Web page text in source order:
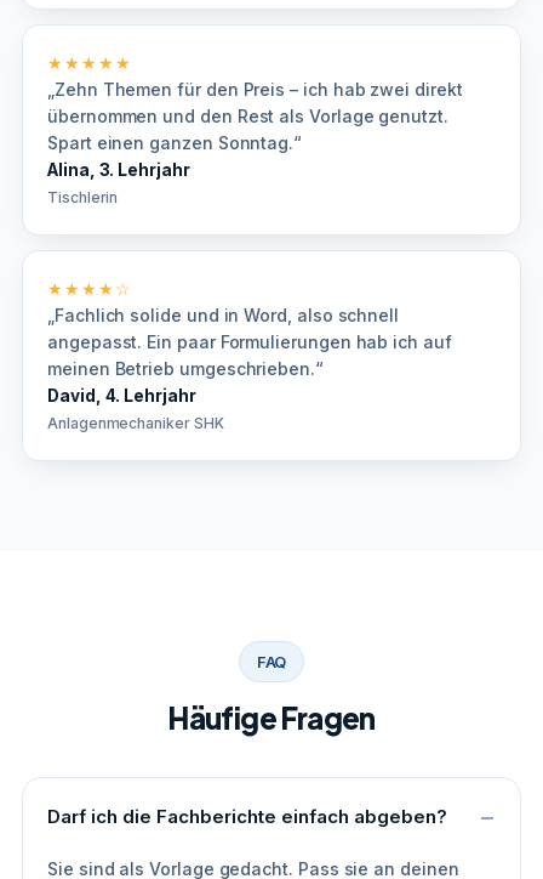
★★★★★
„Zehn Themen für den Preis – ich hab zwei direkt
übernommen und den Rest als Vorlage genutzt.
Spart einen ganzen Sonntag.“
Alina, 3. Lehrjahr
Tischlerin
★★★★☆
„Fachlich solide und in Word, also schnell
angepasst. Ein paar Formulierungen hab ich auf
meinen Betrieb umgeschrieben.“
David, 4. Lehrjahr
Anlagenmechaniker SHK
FAQ
Häufige Fragen
Darf ich die Fachberichte einfach abgeben?
Sie sind als Vorlage gedacht. Pass sie an deinen